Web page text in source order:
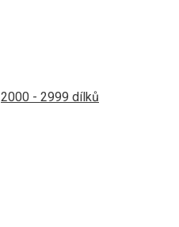
2000 - 2999 dílků